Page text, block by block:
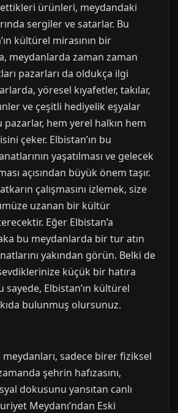
ürünleri, meydandaki
sergiler ve satarlar. Bu
kültürel mirasının bir
meydanlarda zaman zaman
pazarları da oldukça ilgi
yöresel kıyafetler, takılar,
ve çeşitli hediyelik eşyalar
hem yerel halkın hem
çeker. Elbistan’ın bu
yaşatılması ve gelecek
açısından büyük önem taşır.
çalışmasını izlemek, size
uzanan bir kültür
Eğer Elbistan’a
bu meydanlarda bir tur atın
yakından görün. Belki de
küçük bir hatıra
sayede, Elbistan’ın kültürel
bulunmuş olursunuz.
meydanları, sadece birer fiziksel
şehrin hafızasını,
dokusunu yansıtan canlı
Meydanı’ndan Eski